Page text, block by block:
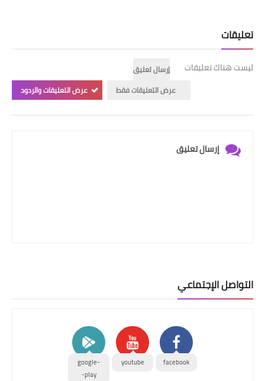
تعليقات
ليست هناك تعليقات
إرسال تعليق
عرض التعليقات فقط
عرض التعليقات والردود
إرسال تعليق
التواصل الإجتماعي
facebook
youtube
google-
play-